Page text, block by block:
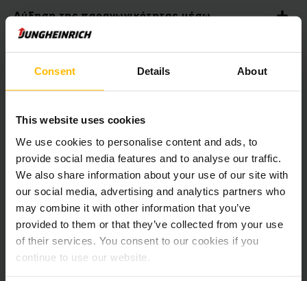
Consent Details About
This website uses cookies
We use cookies to personalise content and ads, to
provide social media features and to analyse our traffic.
We also share information about your use of our site with
our social media, advertising and analytics partners who
may combine it with other information that you’ve
provided to them or that they’ve collected from your use
of their services. You consent to our cookies if you
continue to use our website.
Αύξηση της παραγωγικότητας μέσω
ουσιαστικών αναλύσεων
Επιτηρείτε την κατάσταση φόρτισης του
στόλου σας
Πρόληψη κινδύνων, μείωση κόστους
Μέγιστη ασφάλεια στην αποθήκη σας με τη
διαχείριση κραδασμών
Υψηλή ασφάλεια δεδομένων